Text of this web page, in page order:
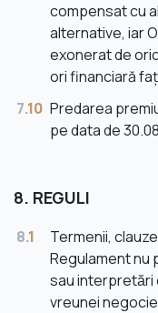
compensat cu
alternative, iar
exonerat de
ori financiară
7.10 Predarea
pe data de
8. REGULI
8.1
Termenii,
Regulament nu
sau interpretări
vreunei